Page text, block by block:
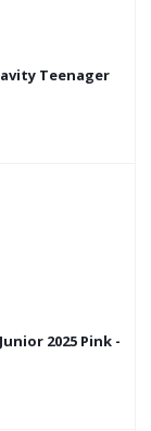
Teenager
2025 Pink -